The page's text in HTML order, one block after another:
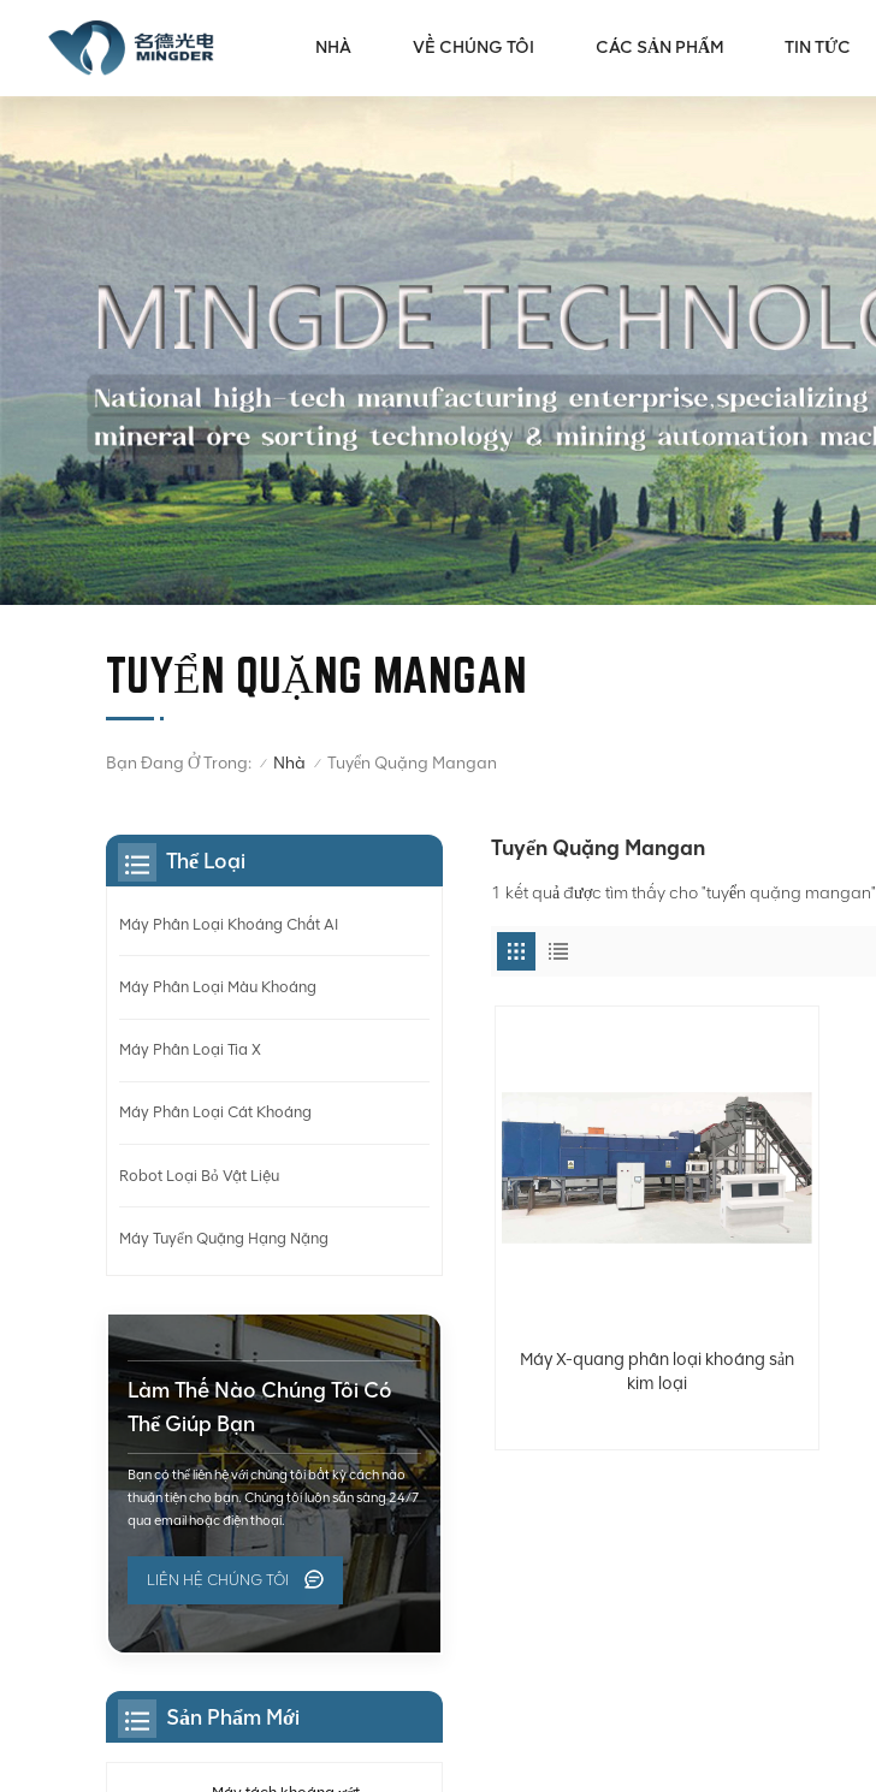
NHÀ VỀ CHÚNG TÔI CÁC SẢN PHẨM TIN TỨC
TUYỂN QUẶNG MANGAN
Bạn Đang Ở Trong: / Nhà / Tuyển Quặng Mangan
Tuyển Quặng Mangan
1 kết quả được tìm thấy cho "tuyển quặng mangan"
Máy X-quang phân loại khoáng sản
kim loại
Thể Loại
Máy Phân Loại Khoáng Chất AI
Máy Phân Loại Màu Khoáng
Máy Phân Loại Tia X
Máy Phân Loại Cát Khoáng
Robot Loại Bỏ Vật Liệu
Máy Tuyển Quặng Hạng Nặng
Làm Thế Nào Chúng Tôi Có
Thể Giúp Bạn
Bạn có thể liên hệ với chúng tôi bất kỳ cách nào
thuận tiện cho bạn. Chúng tôi luôn sẵn sàng 24/7
qua email hoặc điện thoại.
LIÊN HỆ CHÚNG TÔI
Sản Phẩm Mới